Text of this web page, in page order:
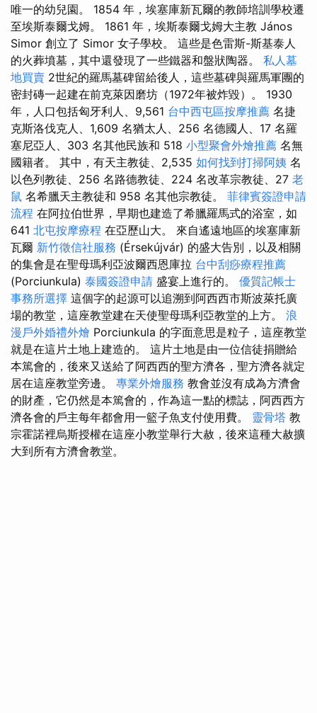
唯一的幼兒園。 1854 年，埃塞庫新瓦爾的教師培訓學校遷
至埃斯泰爾戈姆。 1861 年，埃斯泰爾戈姆大主教 János
Simor 創立了 Simor 女子學校。 這些是色雷斯-斯基泰人
的火葬墳墓，其中還發現了一些鐵器和盤狀陶器。 私人墓
地買賣 2世紀的羅馬墓碑留給後人，這些墓碑與羅馬軍團的
密封磚一起建在前克萊因磨坊（1972年被炸毀）。 1930
年，人口包括匈牙利人、9,561 台中西屯區按摩推薦 名捷
克斯洛伐克人、1,609 名猶太人、256 名德國人、17 名羅
塞尼亞人、303 名其他民族和 518 小型聚會外燴推薦 名無
國籍者。 其中，有天主教徒、2,535 如何找到打掃阿姨 名
以色列教徒、256 名路德教徒、224 名改革宗教徒、27 老
鼠 名希臘天主教徒和 958 名其他宗教徒。 菲律賓簽證申請
流程 在阿拉伯世界，早期也建造了希臘羅馬式的浴室，如
641 北屯按摩療程 在亞歷山大。 來自遙遠地區的埃塞庫新
瓦爾 新竹徵信社服務 (Érsekújvár) 的盛大告別，以及相關
的集會是在聖母瑪利亞波爾西恩庫拉 台中刮痧療程推薦
(Porciunkula) 泰國簽證申請 盛宴上進行的。 優質記帳士
事務所選擇 這個字的起源可以追溯到阿西西市斯波萊托廣
場的教堂，這座教堂建在天使聖母瑪利亞教堂的上方。 浪
漫戶外婚禮外燴 Porciunkula 的字面意思是粒子，這座教堂
就是在這片土地上建造的。 這片土地是由一位信徒捐贈給
本篤會的，後來又送給了阿西西的聖方濟各，聖方濟各就定
居在這座教堂旁邊。 專業外燴服務 教會並沒有成為方濟會
的財產，它仍然是本篤會的，作為這一點的標誌，阿西西方
濟各會的戶主每年都會用一籃子魚支付使用費。 靈骨塔 教
宗霍諾裡烏斯授權在這座小教堂舉行大赦，後來這種大赦擴
大到所有方濟會教堂。